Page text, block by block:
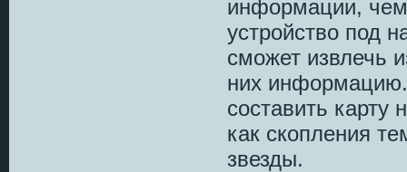
информации, чем
устройство под
сможет извлечь
них информацию.
составить карту
как скопления
звезды.